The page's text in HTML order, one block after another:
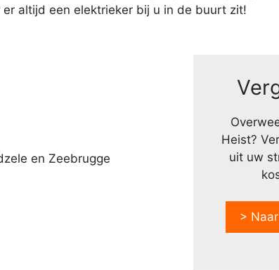
altijd een elektrieker bij u in de buurt zit!
en Zeebrugge
Heist?
uit uw
>